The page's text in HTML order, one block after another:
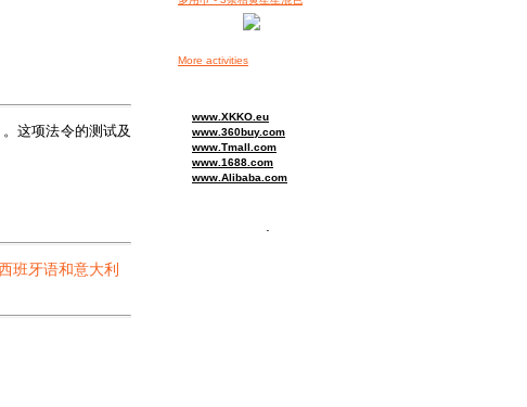
More activities
www.XKKO.eu
www.360buy.com
www.Tmall.com
www.1688.com
www.Alibaba.com
这项法令的测试及
班牙语和意大利